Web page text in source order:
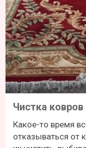
Чистка
Какое-то время
отказываться от